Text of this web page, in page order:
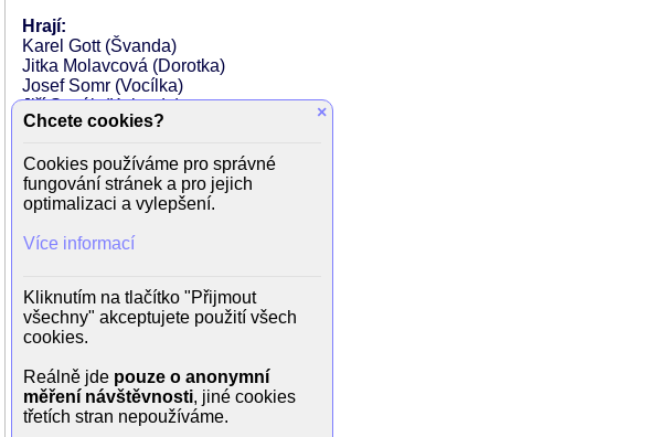
Hrají:
Karel Gott (Švanda)
Jitka Molavcová (Dorotka)
Josef Somr (Vocílka)
Jiří Sovák (Kalenda)
Zuzana Kocúriková (Linda)
Jana Šulcová (Sudička)
Libuše Švormová (Sudička)
Hana Lelitová (Ferrerová)
Jiří Bruder (Hostinský Trnka)
Stanislav Fišer (Televizní pracovník)
Jiří Hálek (Televizní pracovník)
Jiří Koutný (Televizní pracovník)
Jan Faltýnek (Kouzelník)
Lubomír Bryg (Zedník)
×
Chcete cookies?
Cookies používáme pro správné
fungování stránek a pro jejich
optimalizaci a vylepšení.
Více informací
Kliknutím na tlačítko "Přijmout
všechny" akceptujete použití všech
cookies.
Reálně jde pouze o anonymní
měření návštěvnosti, jiné cookies
třetích stran nepoužíváme.